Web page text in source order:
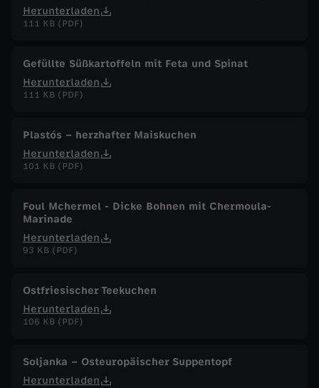
Herunterladen
111 KB (PDF)
Gefüllte Süßkartoffeln mit Feta und Spinat
Herunterladen
111 KB (PDF)
Plastós – herzhafter Maiskuchen
Herunterladen
101 KB (PDF)
Foul Mchermel - Dicke Bohnen mit Chermoula-
Marinade
Herunterladen
93 KB (PDF)
Ostfriesischer Teekuchen
Herunterladen
106 KB (PDF)
Soljanka – Osteuropäischer Suppentopf
Herunterladen